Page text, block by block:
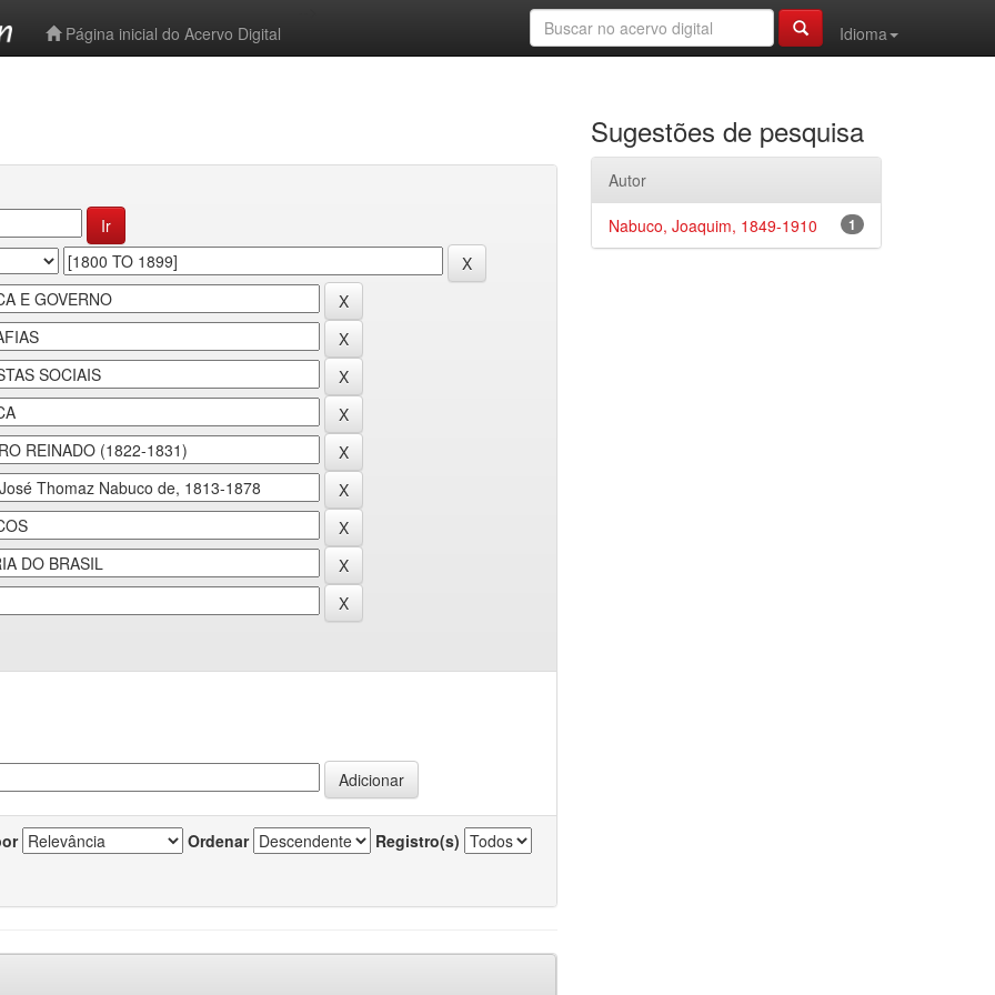
Página inicial do Acervo Digital
Idioma
Ordenar Registro(s)
Sugestões de pesquisa
Autor
1
Nabuco, Joaquim, 1849-1910